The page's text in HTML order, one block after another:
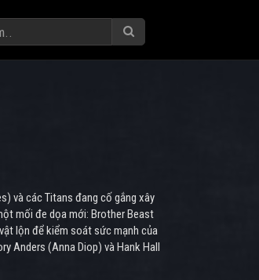
và các Titans đang cố gắng xây
mối đe dọa mới: Brother Beast
lộn để kiểm soát sức mạnh của
Anders (Anna Diop) và Hank Hall